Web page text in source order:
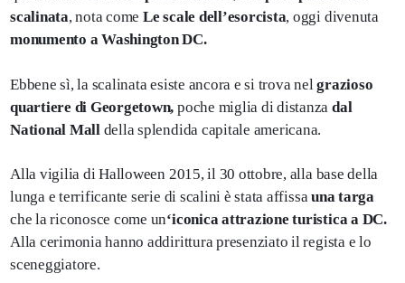
scalinata, nota come Le scale dell’esorcista, oggi divenuta
monumento a Washington DC.
Ebbene sì, la scalinata esiste ancora e si trova nelgrazioso
quartiere di Georgetown, poche miglia di distanzadal
National Mall della splendida capitale americana.
Alla vigilia di Halloween 2015, il 30 ottobre, alla base della
lunga e terrificante serie di scalini è stata affissauna targa
che la riconosce come un‘iconica attrazione turistica a DC.
Alla cerimonia hanno addirittura presenziato il regista e lo
sceneggiatore.